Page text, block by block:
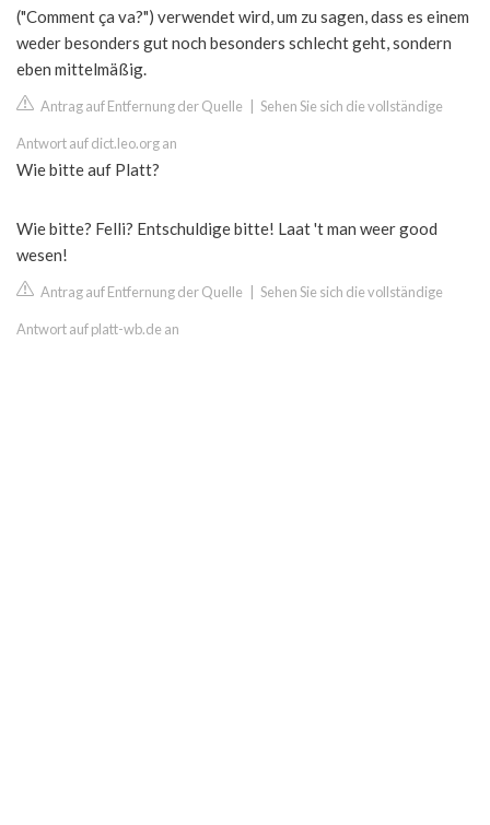
("Comment ça va?") verwendet wird, um zu sagen, dass es einem
weder besonders gut noch besonders schlecht geht, sondern
eben mittelmäßig.
Antrag auf Entfernung der Quelle Sehen Sie sich die vollständige
Antwort auf dict.leo.org an
Wie bitte auf Platt?
Wie bitte? Felli? Entschuldige bitte! Laat 't man weer good
wesen!
Antrag auf Entfernung der Quelle Sehen Sie sich die vollständige
Antwort auf platt-wb.de an